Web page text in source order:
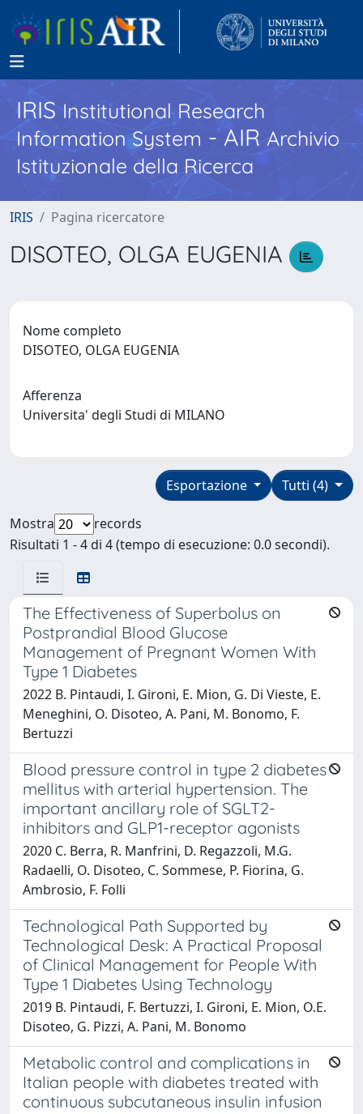
IRISInstitutional Research
Information System - AIR Archivio
Istituzionale della Ricerca
IRIS Pagina ricercatore
DISOTEO, OLGA EUGENIA
Nome completo
DISOTEO, OLGA EUGENIA
Afferenza
Universita' degli Studi di MILANO
Tutti (4)
Esportazione
Mostra
records
Risultati 1 - 4 di 4 (tempo di esecuzione: 0.0 secondi).
The Effectiveness of Superbolus on
Postprandial Blood Glucose
Management of Pregnant Women With
Type 1 Diabetes
2022 B. Pintaudi, I. Gironi, E. Mion, G. Di Vieste, E.
Meneghini, O. Disoteo, A. Pani, M. Bonomo, F.
Bertuzzi
Blood pressure control in type 2 diabetes
mellitus with arterial hypertension. The
important ancillary role of SGLT2-
inhibitors and GLP1-receptor agonists
2020 C. Berra, R. Manfrini, D. Regazzoli, M.G.
Radaelli, O. Disoteo, C. Sommese, P. Fiorina, G.
Ambrosio, F. Folli
Technological Path Supported by
Technological Desk: A Practical Proposal
of Clinical Management for People With
Type 1 Diabetes Using Technology
2019 B. Pintaudi, F. Bertuzzi, I. Gironi, E. Mion, O.E.
Disoteo, G. Pizzi, A. Pani, M. Bonomo
Metabolic control and complications in
Italian people with diabetes treated with
continuous subcutaneous insulin infusion